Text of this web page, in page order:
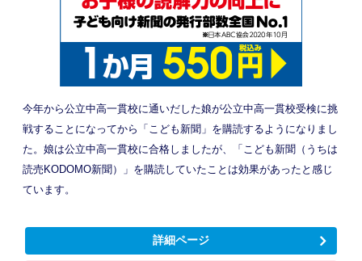
今年から公立中高一貫校に通いだした娘が公立中高一貫校受検に挑
戦することになってから「こども新聞」を購読するようになりまし
た。娘は公立中高一貫校に合格しましたが、「こども新聞（うちは
読売KODOMO新聞）」を購読していたことは効果があったと感じ
ています。
詳細ページ